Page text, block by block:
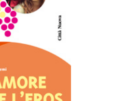
AL CARRELLO